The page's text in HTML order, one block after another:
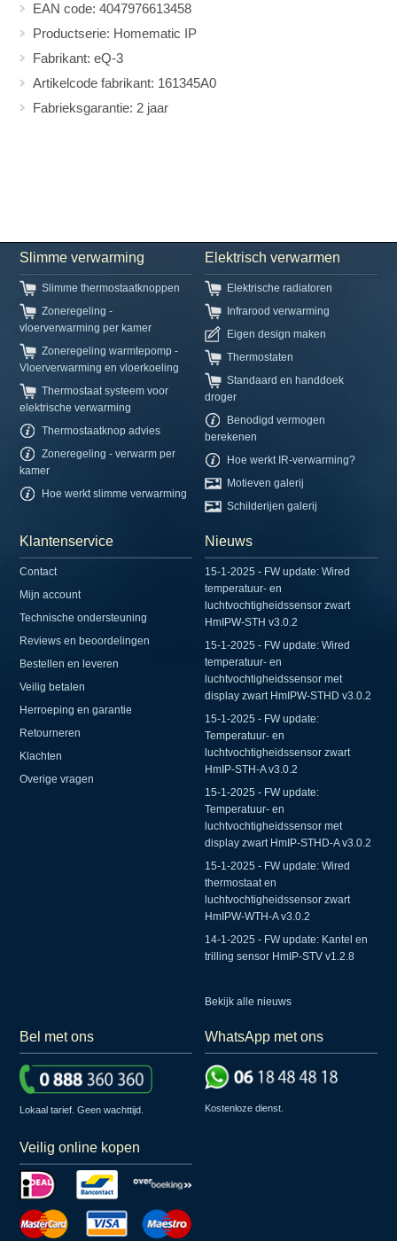
EAN code: 4047976613458
Productserie: Homematic IP
Fabrikant: eQ-3
Artikelcode fabrikant: 161345A0
Fabrieksgarantie: 2 jaar
Slimme verwarming
Slimme thermostaatknoppen
Zoneregeling -
vloerverwarming per kamer
Zoneregeling warmtepomp -
Vloerverwarming en vloerkoeling
Thermostaat systeem voor
elektrische verwarming
Thermostaatknop advies
Zoneregeling - verwarm per
kamer
Hoe werkt slimme verwarming
Elektrisch verwarmen
Elektrische radiatoren
Infrarood verwarming
Eigen design maken
Thermostaten
Standaard en handdoek
droger
Benodigd vermogen
berekenen
Hoe werkt IR-verwarming?
Motieven galerij
Schilderijen galerij
Klantenservice
Contact
Mijn account
Technische ondersteuning
Reviews en beoordelingen
Bestellen en leveren
Veilig betalen
Herroeping en garantie
Retourneren
Klachten
Overige vragen
Nieuws
15-1-2025 - FW update: Wired
temperatuur- en
luchtvochtigheidssensor zwart
HmIPW-STH v3.0.2
15-1-2025 - FW update: Wired
temperatuur- en
luchtvochtigheidssensor met
display zwart HmIPW-STHD v3.0.2
15-1-2025 - FW update:
Temperatuur- en
luchtvochtigheidssensor zwart
HmIP-STH-A v3.0.2
15-1-2025 - FW update:
Temperatuur- en
luchtvochtigheidssensor met
display zwart HmIP-STHD-A v3.0.2
15-1-2025 - FW update: Wired
thermostaat en
luchtvochtigheidssensor zwart
HmIPW-WTH-A v3.0.2
14-1-2025 - FW update: Kantel en
trilling sensor HmIP-STV v1.2.8
Bekijk alle nieuws
Bel met ons
Lokaal tarief. Geen wachttijd.
WhatsApp met ons
Kostenloze dienst.
Veilig online kopen